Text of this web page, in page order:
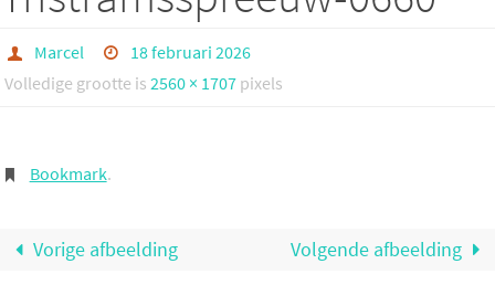
Marcel
18 februari 2026
Volledige grootte is 2560 × 1707 pixels
Bookmark.
Vorige afbeelding Volgende afbeelding